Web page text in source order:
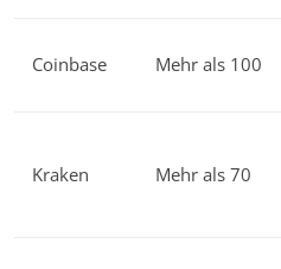
Coinbase Mehr als 100
Kraken Mehr als 70